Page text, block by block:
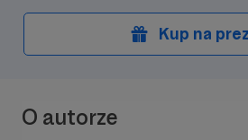
Kup na
O autorze